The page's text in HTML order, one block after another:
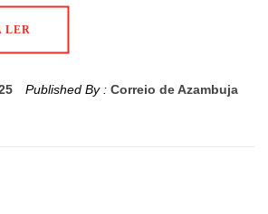
LER
Published By : Correio de Azambuja